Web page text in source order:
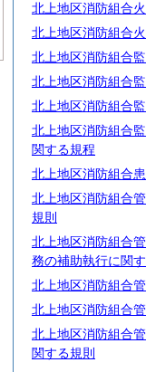
北上地区消防組合
北上地区消防組合
北上地区消防組合
北上地区消防組合
北上地区消防組合
北上地区消防組合
関する規程
北上地区消防組合
北上地区消防組合
規則
北上地区消防組合
務の補助執行に関
北上地区消防組合
北上地区消防組合
北上地区消防組合
関する規則